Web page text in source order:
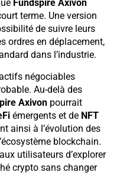
Fundspire Axivon
terme. Une version
de suivre leurs
ordres en déplacement,
dans l’industrie.
négociables
Au-delà des
Axivon pourrait
émergents et de NFT
ainsi à l’évolution des
blockchain.
utilisateurs d’explorer
crypto sans changer